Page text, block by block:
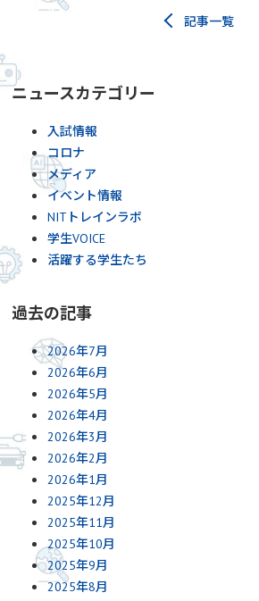
記事一覧
ニュースカテゴリー
入試情報
コロナ
メディア
イベント情報
NITトレインラボ
学生VOICE
活躍する学生たち
過去の記事
2026年7月
2026年6月
2026年5月
2026年4月
2026年3月
2026年2月
2026年1月
2025年12月
2025年11月
2025年10月
2025年9月
2025年8月